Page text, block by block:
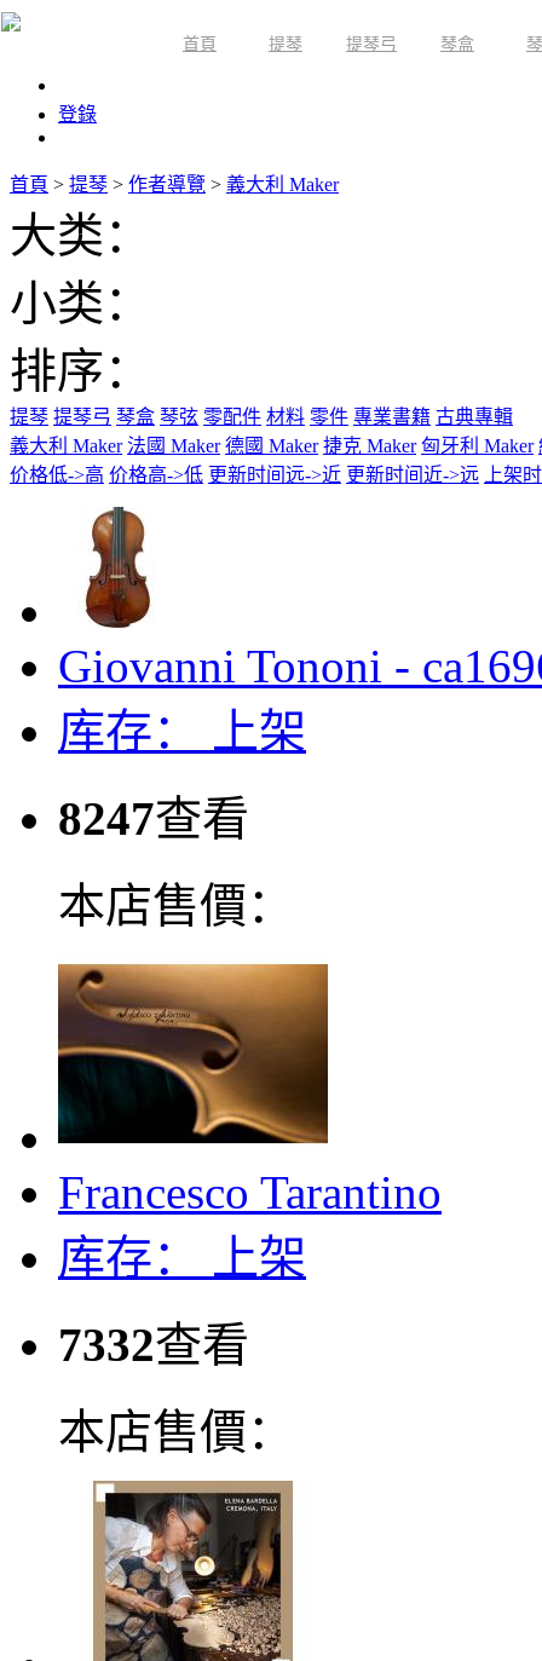
首頁 提琴 提琴弓 琴盒
登錄
首頁 > 提琴 > 作者導覽 > 義大利 Maker
大类：
小类：
排序：
提琴 提琴弓 琴盒 琴弦 零配件 材料 零件 專業書籍 古典專輯
義大利 Maker 法國 Maker 德國 Maker 捷克 Maker 匈牙利 Maker
价格低->高 价格高->低 更新时间远->近 更新时间近->远 上架
Giovanni Tononi -
库存：
上架
8247查看
本店售價：
Francesco Tarantino
库存：
上架
7332查看
本店售價：